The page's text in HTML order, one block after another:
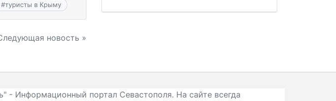
#туристы в Крыму
новость »
- Информационный портал Севастополя. На сайте всегда